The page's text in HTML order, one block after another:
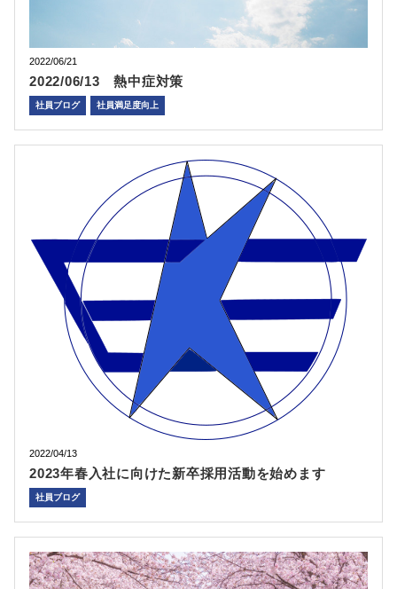
2022/06/21
2022/06/13 熱中症対策
社員ブログ 社員満足度向上
2022/04/13
2023年春入社に向けた新卒採用活動を始めます
社員ブログ